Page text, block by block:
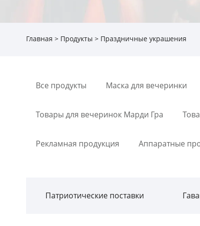
Главная > Продукты > Праздничные украшения
Все продукты Маска для вечеринки
Товары для вечеринок Марди Гра
Рекламная продукция Аппаратные
Патриотические поставки